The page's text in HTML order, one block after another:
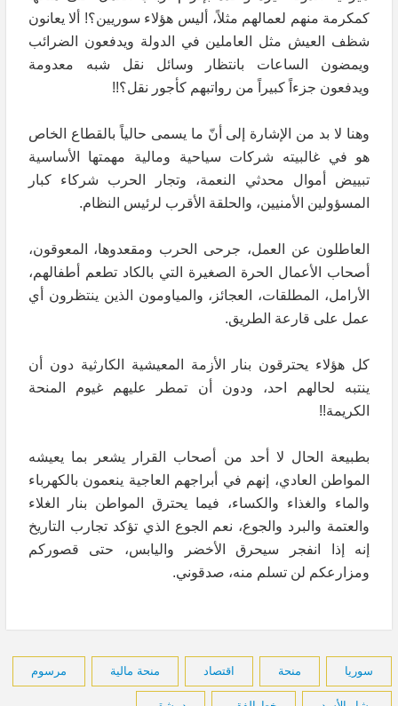
كمكرمة منهم لعمالهم مثلاً، أليس هؤلاء سوريين؟! ألا يعانون
شظف العيش مثل العاملين في الدولة ويدفعون الضرائب
ويمضون الساعات بانتظار وسائل نقل شبه معدومة
ويدفعون جزءاً كبيراً من رواتبهم كأجور نقل؟!!
وهنا لا بد من الإشارة إلى أنّ ما يسمى حالياً بالقطاع الخاص
هو في غالبيته شركات سياحية ومالية مهمتها الأساسية
تبييض أموال محدثي النعمة، وتجار الحرب شركاء كبار
المسؤولين الأمنيين، والحلقة الأقرب لرئيس النظام.
العاطلون عن العمل، جرحى الحرب ومقعدوها، المعوقون،
أصحاب الأعمال الحرة الصغيرة التي بالكاد تطعم أطفالهم،
الأرامل، المطلقات، العجائز، والمياومون الذين ينتظرون أي
عمل على قارعة الطريق.
كل هؤلاء يحترقون بنار الأزمة المعيشية الكارثية دون أن
ينتبه لحالهم احد، ودون أن تمطر عليهم غيوم المنحة
الكريمة!!
بطبيعة الحال لا أحد من أصحاب القرار يشعر بما يعيشه
المواطن العادي، إنهم في أبراجهم العاجية ينعمون بالكهرباء
والماء والغذاء والكساء، فيما يحترق المواطن بنار الغلاء
والعتمة والبرد والجوع، نعم الجوع الذي تؤكد تجارب التاريخ
إنه إذا انفجر سيحرق الأخضر واليابس، حتى قصوركم
ومزارعكم لن تسلم منه، صدقوني.
سوريا منحة اقتصاد منحة مالية مرسوم